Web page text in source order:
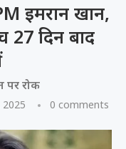
इमरान खान,
27 दिन बाद
पर रोक
0 comments